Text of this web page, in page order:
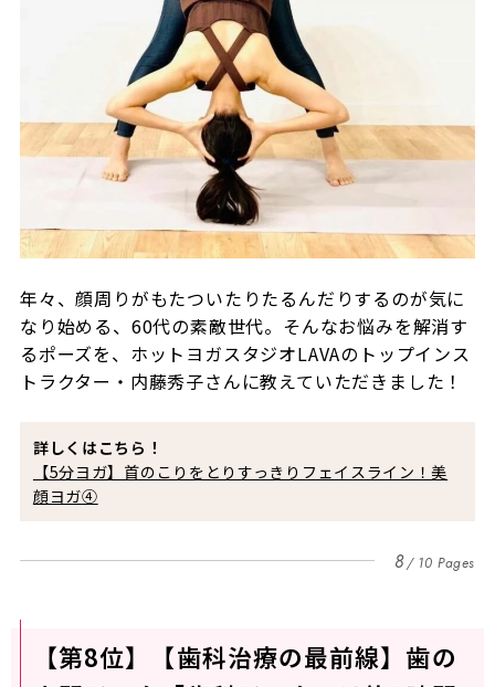
年々、顔周りがもたついたりたるんだりするのが気に
なり始める、60代の素敵世代。そんなお悩みを解消す
るポーズを、ホットヨガスタジオLAVAのトップインス
トラクター・内藤秀子さんに教えていただきました！
詳しくはこちら！
【5分ヨガ】首のこりをとりすっきりフェイスライン！美
顔ヨガ④
8 10 Pages
【第8位】【歯科治療の最前線】歯の